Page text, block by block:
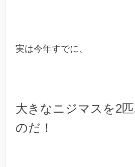
実は今年すでに、
大きなニジマスを2
のだ！